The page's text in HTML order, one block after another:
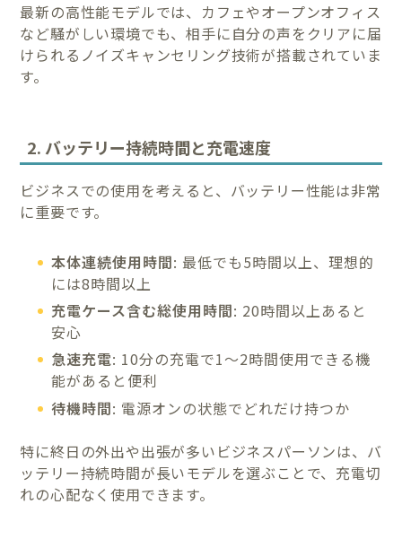
最新の高性能モデルでは、カフェやオープンオフィス
など騒がしい環境でも、相手に自分の声をクリアに届
けられるノイズキャンセリング技術が搭載されていま
す。
2. バッテリー持続時間と充電速度
ビジネスでの使用を考えると、バッテリー性能は非常
に重要です。
本体連続使用時間: 最低でも5時間以上、理想的
には8時間以上
充電ケース含む総使用時間: 20時間以上あると
安心
急速充電: 10分の充電で1〜2時間使用できる機
能があると便利
待機時間: 電源オンの状態でどれだけ持つか
特に終日の外出や出張が多いビジネスパーソンは、バ
ッテリー持続時間が長いモデルを選ぶことで、充電切
れの心配なく使用できます。